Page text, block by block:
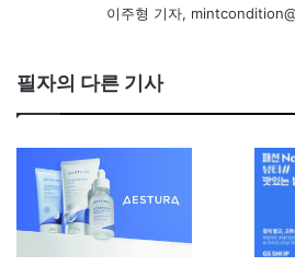
이주형 기자,
필자의 다른 기사